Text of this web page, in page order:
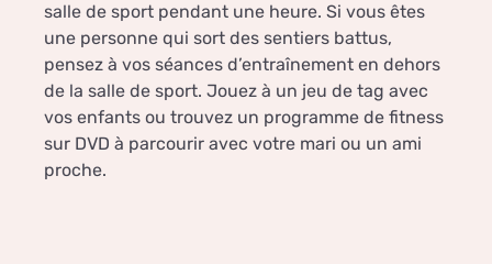
salle de sport pendant une heure. Si vous êtes
une personne qui sort des sentiers battus,
pensez à vos séances d’entraînement en dehors
de la salle de sport. Jouez à un jeu de tag avec
vos enfants ou trouvez un programme de fitness
sur DVD à parcourir avec votre mari ou un ami
proche.